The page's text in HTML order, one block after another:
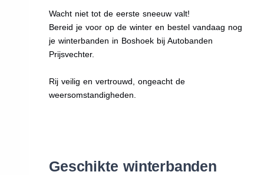
Wacht niet tot de eerste sneeuw valt!
Bereid je voor op de winter en bestel vandaag nog
je winterbanden in Boshoek bij Autobanden
Prijsvechter.
Rij veilig en vertrouwd, ongeacht de
weersomstandigheden.
Geschikte winterbanden